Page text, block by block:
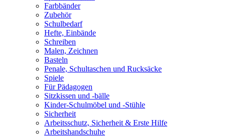
Farbbänder
Zubehör
Schulbedarf
Hefte, Einbände
Schreiben
Malen, Zeichnen
Basteln
Penale, Schultaschen und Rucksäcke
Spiele
Für Pädagogen
Sitzkissen und -bälle
Kinder-Schulmöbel und -Stühle
Sicherheit
Arbeitsschutz, Sicherheit & Erste Hilfe
Arbeitshandschuhe